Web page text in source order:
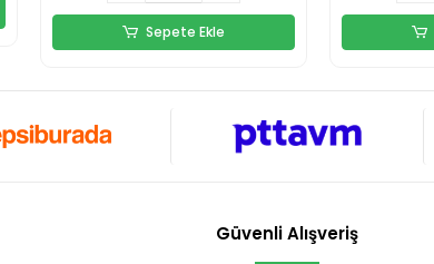
Sepete Ekle
Güvenli Alışveriş